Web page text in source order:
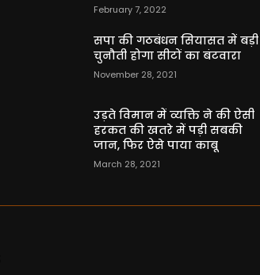
February 7, 2022
सपा की गठबंधन सियासत में बड़ी
चुनौती होगा सीटों का बंटवारा
November 28, 2021
उड़ते विमान में व्यक्ति ने की ऐसी
हरकत की खतरे में पड़ी सबकी
जान, फिर ऐसे पाया काबू
March 28, 2021